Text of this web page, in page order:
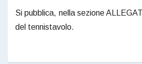
Si pubblica, nella sezione
del tennistavolo.